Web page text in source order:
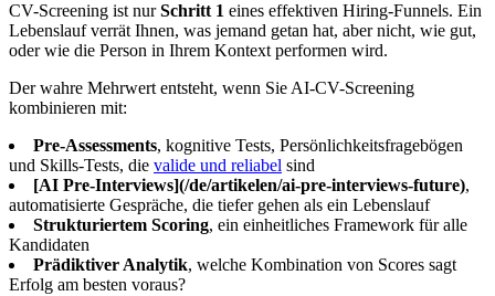
CV-Screening ist nurSchritt 1 eines effektiven Hiring-Funnels. Ein
Lebenslauf verrät Ihnen, was jemand getan hat, aber nicht, wie gut,
oder wie die Person in Ihrem Kontext performen wird.
Der wahre Mehrwert entsteht, wenn Sie AI-CV-Screening
kombinieren mit:
Pre-Assessments, kognitive Tests, Persönlichkeitsfragebögen
und Skills-Tests, die valide und reliabel sind
[AI Pre-Interviews](/de/artikelen/ai-pre-interviews-future),
automatisierte Gespräche, die tiefer gehen als ein Lebenslauf
Strukturiertem Scoring, ein einheitliches Framework für alle
Kandidaten
Prädiktiver Analytik, welche Kombination von Scores sagt
Erfolg am besten voraus?